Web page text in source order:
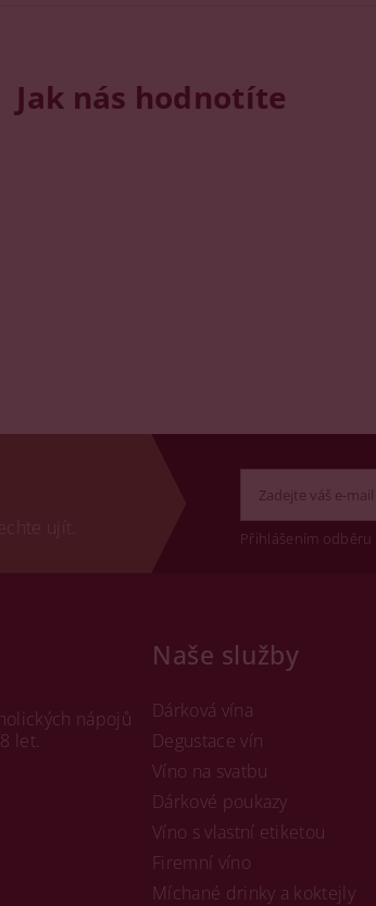
Jak nás hodnotíte
ujít. Přihlášením
nápojů
let.
Naše služby
Dárková vína
Degustace vín
Víno na svatbu
Dárkové poukazy
Víno s vlastní etiketou
Firemní víno
Míchané drinky a koktejly